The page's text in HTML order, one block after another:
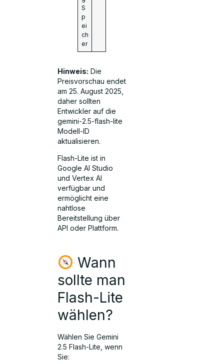
S
p
ei
ch
er
Hinweis: Die
Preisvorschau endet
am 25. August 2025,
daher sollten
Entwickler auf die
gemini-2.5-flash-lite
Modell-ID
aktualisieren.
Flash-Lite ist in
Google AI Studio
und Vertex AI
verfügbar und
ermöglicht eine
nahtlose
Bereitstellung über
API oder Plattform.
Wann
sollte man
Flash-Lite
wählen?
Wählen Sie Gemini
2.5 Flash-Lite, wenn
Sie: